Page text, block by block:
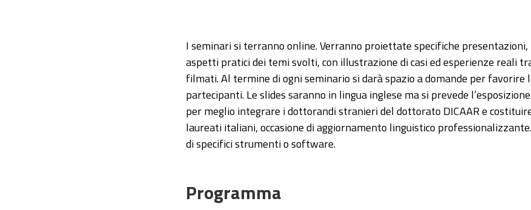
I seminari si terranno online. Verranno proiettate specifiche
aspetti pratici dei temi svolti, con illustrazione di casi ed esperienze reali
filmati. Al termine di ogni seminario si darà spazio a domande per favorire
partecipanti. Le slides saranno in lingua inglese ma si prevede
per meglio integrare i dottorandi stranieri del dottorato DICAAR e
laureati italiani, occasione di aggiornamento linguistico
di specifici strumenti o software.
Programma